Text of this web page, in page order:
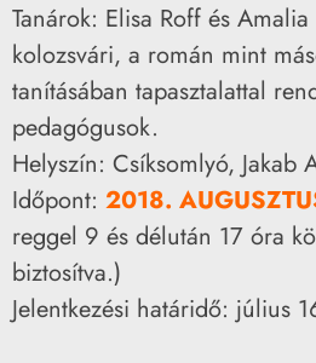
Tanárok: Elisa Roff és
kolozsvári, a román mint
tanításában tapasztalattal
pedagógusok.
Helyszín: Csíksomlyó, Jakab
Időpont: 2018.
reggel 9 és délután 17 óra
biztosítva.)
Jelentkezési határidő: július